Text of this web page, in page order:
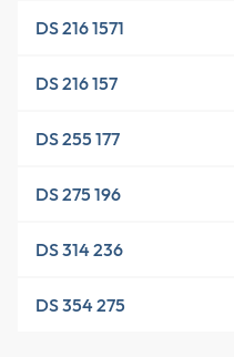
DS 216 1571
DS 216 157
DS 255 177
DS 275 196
DS 314 236
DS 354 275